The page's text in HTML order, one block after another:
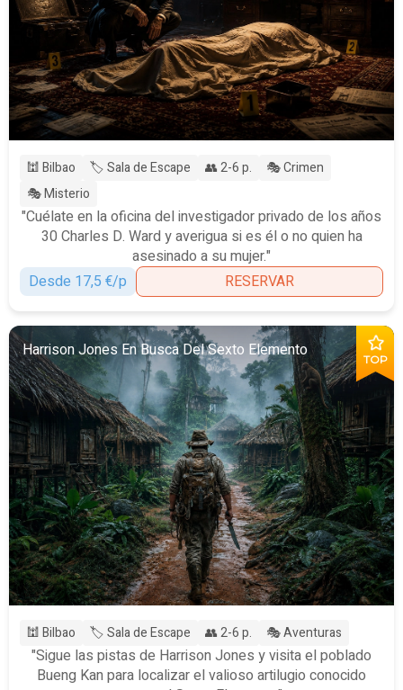
🕍 Bilbao 🏷️ Sala de Escape 👥 2-6 p.
🎭 Crimen
🎭 Misterio
"Cuélate en la oficina del investigador privado de los años
30 Charles D. Ward y averigua si es él o no quien ha
asesinado a su mujer."
Desde 17,5 €/p
RESERVAR
TOP
Harrison Jones En Busca Del Sexto Elemento
🕍 Bilbao 🏷️ Sala de Escape 👥 2-6 p. 🎭 Aventuras
"Sigue las pistas de Harrison Jones y visita el poblado
Bueng Kan para localizar el valioso artilugio conocido